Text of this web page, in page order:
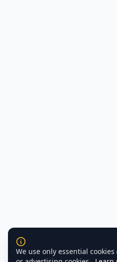
We use only essential